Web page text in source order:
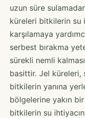
uzun süre
küreleri bitkilerin su
karşılamaya
serbest bırakma
sürekli nemli
basittir. Jel küreleri,
bitkilerin yanına
bölgelerine yakın
bitkilerin su